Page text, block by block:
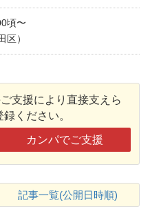
頃〜
区）
支援により直接支えら
ください。
カンパでご支援
記事一覧(公開日時順)